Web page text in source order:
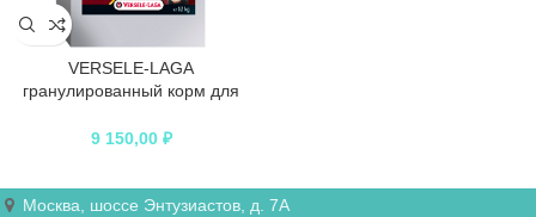
VERSELE-LAGA
гранулированный корм для
9 150,00 ₽
Москва, шоссе Энтузиастов, д. 7А